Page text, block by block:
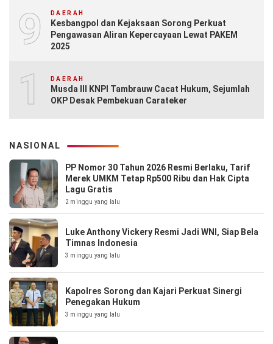
9 DAERAH
Kesbangpol dan Kejaksaan Sorong Perkuat
Pengawasan Aliran Kepercayaan Lewat PAKEM
2025
10DAERAH
Musda III KNPI Tambrauw Cacat Hukum, Sejumlah
OKP Desak Pembekuan Carateker
NASIONAL
PP Nomor 30 Tahun 2026 Resmi Berlaku, Tarif
Merek UMKM Tetap Rp500 Ribu dan Hak Cipta
Lagu Gratis
2 minggu yang lalu
Luke Anthony Vickery Resmi Jadi WNI, Siap Bela
Timnas Indonesia
3 minggu yang lalu
Kapolres Sorong dan Kajari Perkuat Sinergi
Penegakan Hukum
3 minggu yang lalu